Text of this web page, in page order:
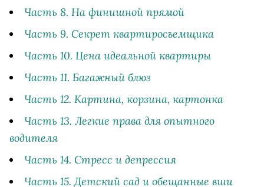
Часть 8. На финишной прямой
Часть 9. Секрет квартиросъемщика
Часть 10. Цена идеальной квартиры
Часть 11. Багажный блюз
Часть 12. Картина, корзина, картонка
Часть 13. Легкие права для опытного
водителя
Часть 14. Стресс и депрессия
Часть 15. Детский сад и обещанные вши